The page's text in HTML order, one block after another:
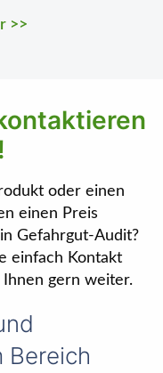
>>
oder einen
einen Preis
Gefahrgut-Audit?
einfach Kontakt
gern weiter.
Bereich